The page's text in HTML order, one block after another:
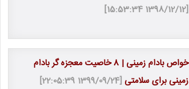
[1398/12/12 15:53:34]
خواص بادام زمینی | 8 خاصیت معجزه گر بادام
زمینی برای سلامتی [1399/09/24 22:05:39]